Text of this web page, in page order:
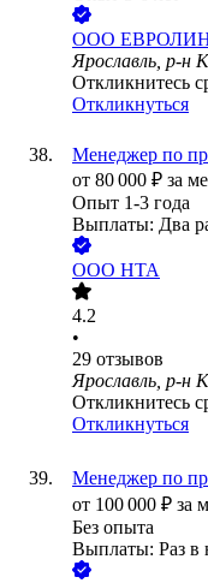
ООО
Ярославль, р-н
Откликнитесь
Откликнуться
Менеджер по
от 80 000 ₽ за
Опыт 1-3 года
Выплаты: Два
ООО НТА
4.2
•
29 отзывов
Ярославль, р-н
Откликнитесь
Откликнуться
Менеджер по
от 100 000 ₽ за
Без опыта
Выплаты: Раз в